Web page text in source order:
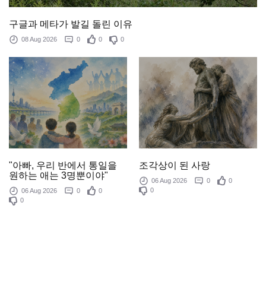
구글과 메타가 발길 돌린 이유
08 Aug 2026 0 0 0
"아빠, 우리 반에서 통일을
원하는 애는 3명뿐이야"
06 Aug 2026 0
0
0
조각상이 된 사랑
06 Aug 2026 0
0
0